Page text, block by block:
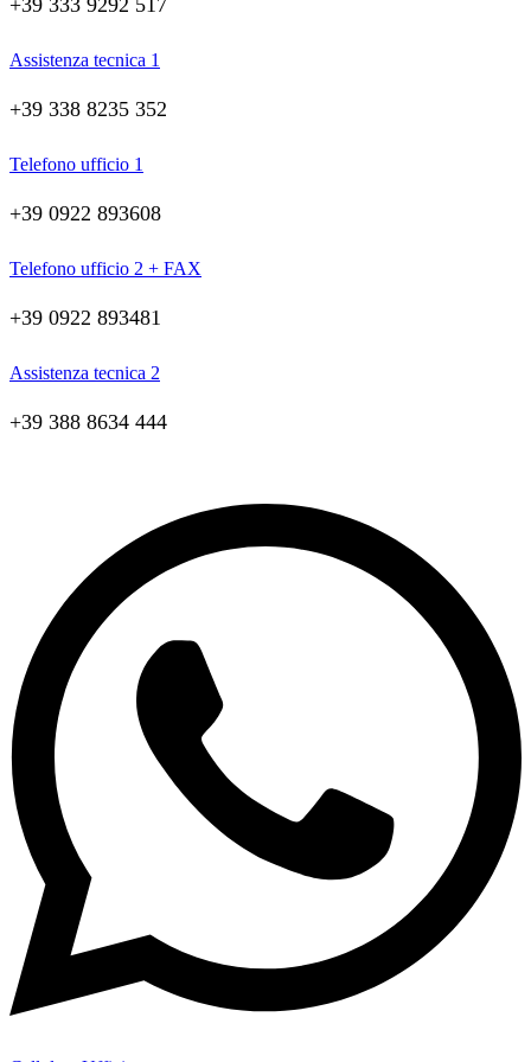
Assistenza tecnica 1
+39 338 8235 352
Telefono ufficio 1
+39 0922 893608
Telefono ufficio 2 + FAX
+39 0922 893481
Assistenza tecnica 2
+39 388 8634 444